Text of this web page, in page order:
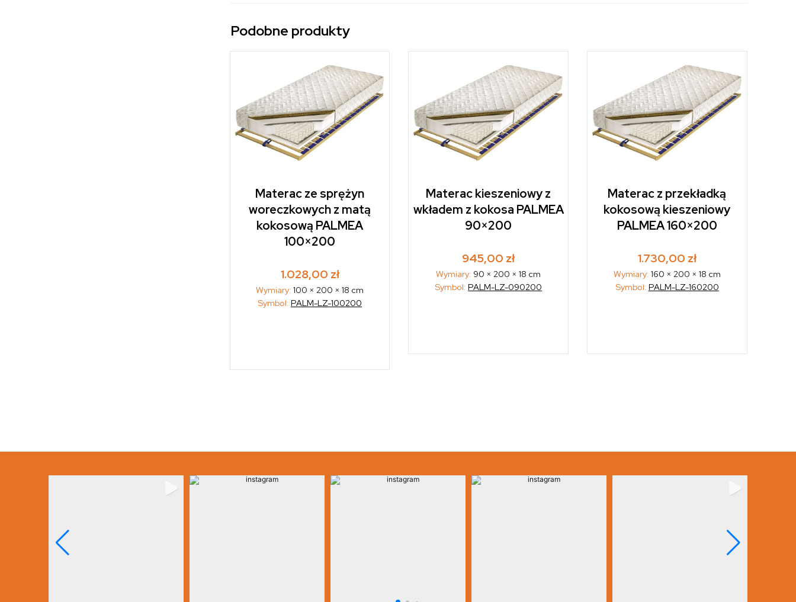
Podobne produkty
Materac ze sprężyn
woreczkowych z matą
kokosową PALMEA
100×200
1.028,00 zł
Wymiary:100 × 200 × 18 cm
Symbol:PALM-LZ-100200
Materac kieszeniowy z
wkładem z kokosa PALMEA
90×200
945,00 zł
Wymiary: 90 × 200 × 18 cm
Symbol:PALM-LZ-090200
Materac z przekładką
kokosową kieszeniowy
PALMEA 160×200
1.730,00 zł
Wymiary: 160 × 200 × 18 cm
Symbol: PALM-LZ-160200